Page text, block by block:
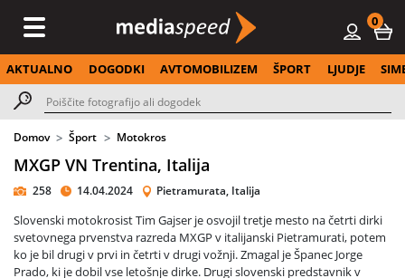
0
AKTUALNO DOGODKI AVTOMOBILIZEM ŠPORT LJUDJE
Domov Šport Motokros
MXGP VN Trentina, Italija
258 14.04.2024 Pietramurata, Italija
Slovenski motokrosist Tim Gajser je osvojil tretje mesto na četrti dirki
svetovnega prvenstva razreda MXGP v italijanski Pietramurati, potem
ko je bil drugi v prvi in četrti v drugi vožnji. Zmagal je Španec Jorge
Prado, ki je dobil vse letošnje dirke. Drugi slovenski predstavnik v